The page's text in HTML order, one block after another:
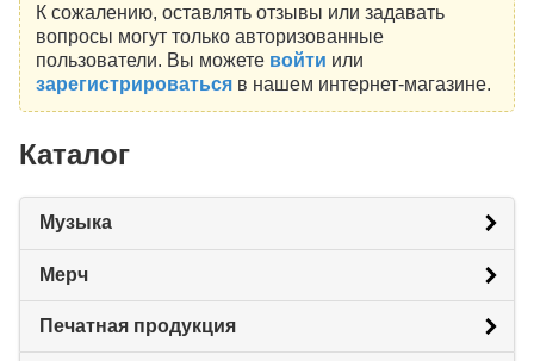
К сожалению, оставлять отзывы или задавать
вопросы могут только авторизованные
пользователи. Вы можете войти или
зарегистрироватьсяв нашем интернет-магазине.
Каталог
Музыка
Мерч
Печатная продукция